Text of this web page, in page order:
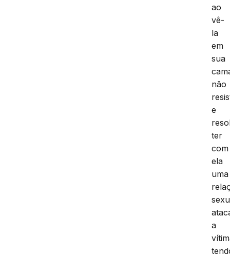
ao
vê-
la
em
sua
não
e
ter
com
ela
uma
a